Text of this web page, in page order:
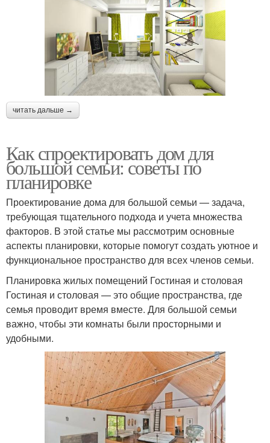
читать дальше →
Как спроектировать дом для
большой семьи: советы по
планировке
Проектирование дома для большой семьи — задача,
требующая тщательного подхода и учета множества
факторов. В этой статье мы рассмотрим основные
аспекты планировки, которые помогут создать уютное и
функциональное пространство для всех членов семьи.
Планировка жилых помещений Гостиная и столовая
Гостиная и столовая — это общие пространства, где
семья проводит время вместе. Для большой семьи
важно, чтобы эти комнаты были просторными и
удобными.